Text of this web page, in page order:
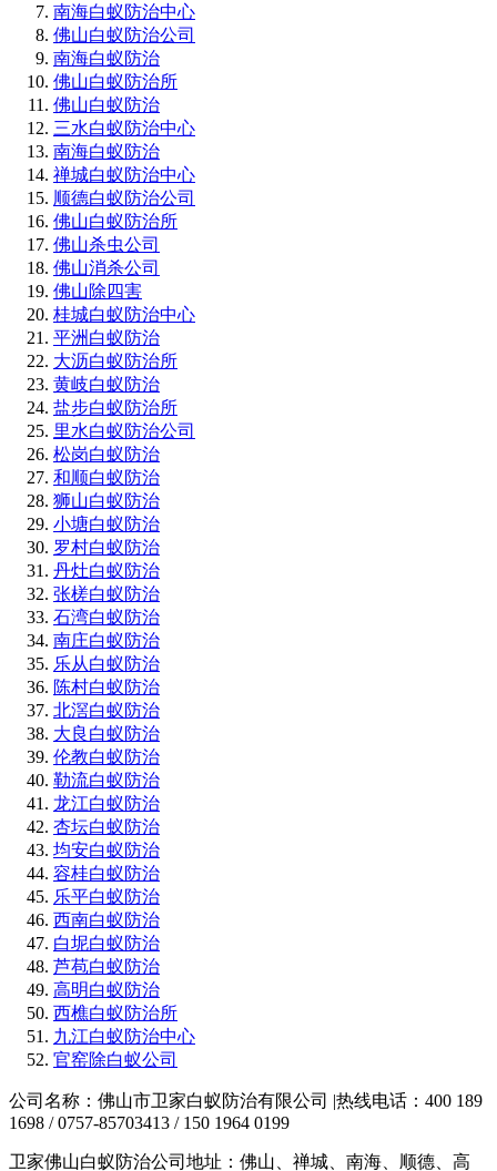
南海白蚁防治中心
佛山白蚁防治公司
南海白蚁防治
佛山白蚁防治所
佛山白蚁防治
三水白蚁防治中心
南海白蚁防治
禅城白蚁防治中心
顺德白蚁防治公司
佛山白蚁防治所
佛山杀虫公司
佛山消杀公司
佛山除四害
桂城白蚁防治中心
平洲白蚁防治
大沥白蚁防治所
黄岐白蚁防治
盐步白蚁防治所
里水白蚁防治公司
松岗白蚁防治
和顺白蚁防治
狮山白蚁防治
小塘白蚁防治
罗村白蚁防治
丹灶白蚁防治
张槎白蚁防治
石湾白蚁防治
南庄白蚁防治
乐从白蚁防治
陈村白蚁防治
北滘白蚁防治
大良白蚁防治
伦教白蚁防治
勒流白蚁防治
龙江白蚁防治
杏坛白蚁防治
均安白蚁防治
容桂白蚁防治
乐平白蚁防治
西南白蚁防治
白坭白蚁防治
芦苞白蚁防治
高明白蚁防治
西樵白蚁防治所
九江白蚁防治中心
官窑除白蚁公司
公司名称：佛山市卫家白蚁防治有限公司 |热线电话：400 189
1698 / 0757-85703413 / 150 1964 0199
卫家佛山白蚁防治公司地址：佛山、禅城、南海、顺德、高